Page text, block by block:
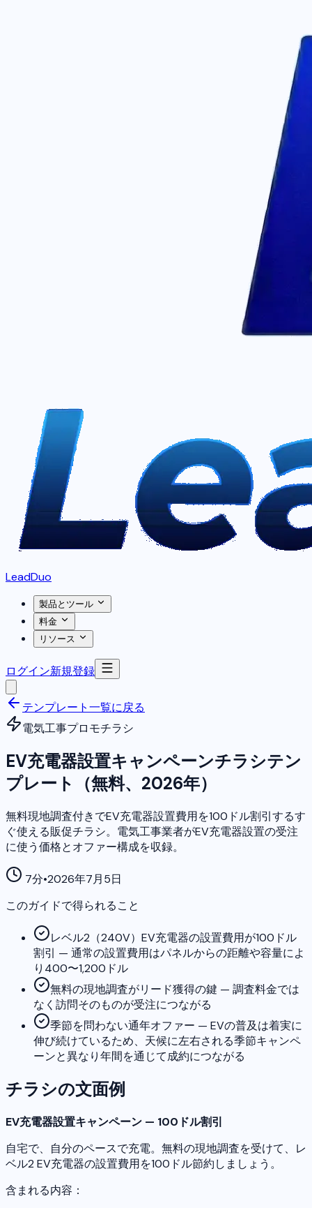
LeadDuo
製品とツール
料金
リソース
ログイン新規登録
テンプレート一覧に戻る
電気工事プロモチラシ
EV充電器設置キャンペーンチラシテン
プレート（無料、2026年）
無料現地調査付きでEV充電器設置費用を100ドル割引するす
ぐ使える販促チラシ。電気工事業者がEV充電器設置の受注
に使う価格とオファー構成を収録。
7分•2026年7月5日
このガイドで得られること
レベル2（240V）EV充電器の設置費用が100ドル
割引 — 通常の設置費用はパネルからの距離や容量によ
り400〜1,200ドル
無料の現地調査がリード獲得の鍵 — 調査料金では
なく訪問そのものが受注につながる
季節を問わない通年オファー — EVの普及は着実に
伸び続けているため、天候に左右される季節キャンペ
ーンと異なり年間を通じて成約につながる
チラシの文面例
EV充電器設置キャンペーン — 100ドル割引
自宅で、自分のペースで充電。無料の現地調査を受けて、レ
ベル2 EV充電器の設置費用を100ドル節約しましょう。
含まれる内容：